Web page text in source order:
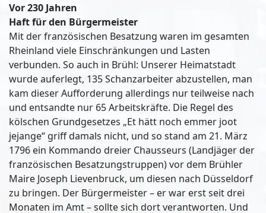
Vor 230 Jahren
Haft für den Bürgermeister
Mit der französischen Besatzung waren im gesamten
Rheinland viele Einschränkungen und Lasten
verbunden. So auch in Brühl: Unserer Heimatstadt
wurde auferlegt, 135 Schanzarbeiter abzustellen, man
kam dieser Aufforderung allerdings nur teilweise nach
und entsandte nur 65 Arbeitskräfte. Die Regel des
kölschen Grundgesetzes „Et hätt noch emmer joot
jejange“ griff damals nicht, und so stand am 21. März
1796 ein Kommando dreier Chausseurs (Landjäger der
französischen Besatzungstruppen) vor dem Brühler
Maire Joseph Lievenbruck, um diesen nach Düsseldorf
zu bringen. Der Bürgermeister – er war erst seit drei
Monaten im Amt – sollte sich dort verantworten. Und